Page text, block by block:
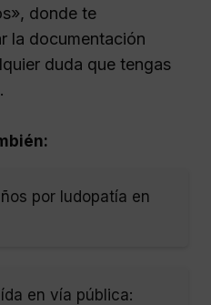
donde te
la documentación
duda que tengas
por ludopatía en
en vía pública: